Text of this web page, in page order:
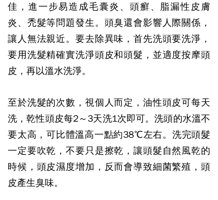
佳，進一步易造成毛囊炎、頭癬、脂漏性皮膚
炎、禿髮等問題發生。頭臭還會影響人際關係，
讓人無法親近。要去除異味，首先洗頭要洗淨，
要用洗髮精確實洗淨頭皮和頭髮，並適度按摩頭
皮，再以溫水洗淨。
至於洗髮的次數，視個人而定，油性頭皮可每天
洗，乾性頭皮每2～ 3天洗1次即可。洗頭的水溫不
要太高，可比體溫高一點約38℃左右。洗完頭髮
一定要吹乾，不要只是擦乾，讓頭髮自然風乾的
時候，頭皮濕度增加，反而會導致細菌繁殖，頭
皮產生臭味。